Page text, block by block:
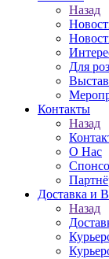
Назад
Для
Контакты
Назад
О Нас
Доставка и
Назад